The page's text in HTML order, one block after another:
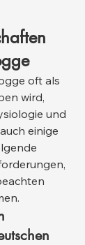
oft als
wird,
und
einige